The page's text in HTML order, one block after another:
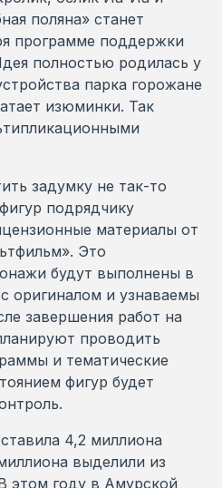
поляна» станет
программе поддержки
полностью родилась у
парка горожане
изюминки. Так
задумку не так-то
подрядчику
материалы от
Это
будут выполнены в
оригиналом и узнаваемы
завершения работ на
проводить
и тематические
фигур будет
4,2 миллиона
выделили из
этом году в Амурской